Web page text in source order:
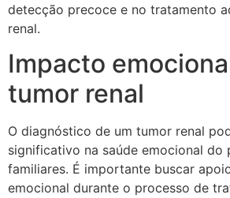
detecção precoce e no tratamento
renal.
Impacto
tumor renal
O diagnóstico de um tumor renal
significativo na saúde emocional do
familiares. É importante buscar
emocional durante o processo de